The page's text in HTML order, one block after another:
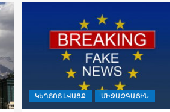
ԿԵՂՏՈՏ ԼՎԱՑՔ ՄԻՋԱԶԳԱՅԻՆ